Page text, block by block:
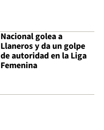
Nacional golea a
Llaneros y da un golpe
de autoridad en la Liga
Femenina